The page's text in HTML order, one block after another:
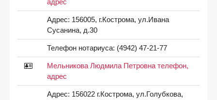
адрес
Адрес: 156005, г.Кострома, ул.Ивана
Сусанина, д.30
Телефон нотариуса: (4942) 47-21-77
Мельникова Людмила Петровна телефон,
адрес
Адрес: 156022 г.Кострома, ул.Голубкова,